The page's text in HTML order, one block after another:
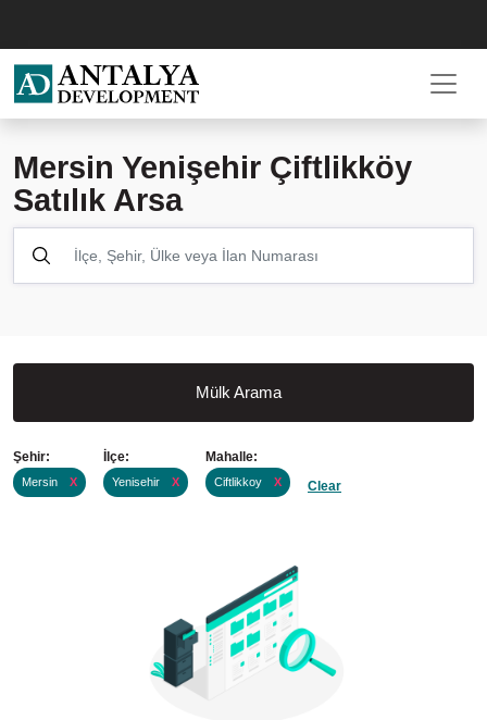
Mersin Yenişehir Çiftlikköy
Satılık Arsa
Mülk Arama
Şehir:
Mersin X
İlçe:
Yenisehir X
Mahalle:
Ciftlikkoy X Clear